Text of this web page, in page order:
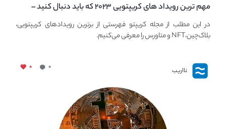
مهم ترین رویداد های کریپتویی ۲۰۲۳ که باید دنبال کنید –
معرفی بهترین رویداد های جهانی
در این مطلب از مجله کریپتو فهرستی از برترین رویدادهای کریپتویی،
بلاک‌چین،NFT و متاورس را معرفی می‌کنیم.
نااریب ۰ ۰